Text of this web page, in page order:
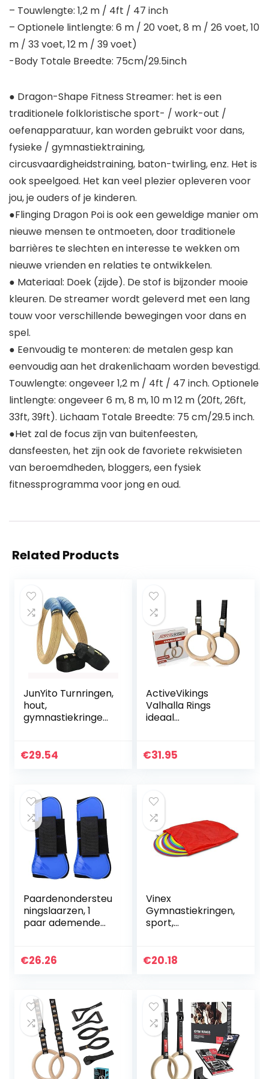
– Touwlengte: 1,2 m / 4ft / 47 inch
– Optionele lintlengte: 6 m / 20 voet, 8 m / 26 voet, 10
m / 33 voet, 12 m / 39 voet)
-Body Totale Breedte: 75cm/29.5inch
● Dragon-Shape Fitness Streamer: het is een
traditionele folkloristische sport- / work-out /
oefenapparatuur, kan worden gebruikt voor dans,
fysieke / gymnastiektraining,
circusvaardigheidstraining, baton-twirling, enz. Het is
ook speelgoed. Het kan veel plezier opleveren voor
jou, je ouders of je kinderen.
●Flinging Dragon Poi is ook een geweldige manier om
nieuwe mensen te ontmoeten, door traditionele
barrières te slechten en interesse te wekken om
nieuwe vrienden en relaties te ontwikkelen.
● Materiaal: Doek (zijde). De stof is bijzonder mooie
kleuren. De streamer wordt geleverd met een lang
touw voor verschillende bewegingen voor dans en
spel.
● Eenvoudig te monteren: de metalen gesp kan
eenvoudig aan het drakenlichaam worden bevestigd.
Touwlengte: ongeveer 1,2 m / 4ft / 47 inch. Optionele
lintlengte: ongeveer 6 m, 8 m, 10 m 12 m (20ft, 26ft,
33ft, 39ft). Lichaam Totale Breedte: 75 cm/29.5 inch.
●Het zal de focus zijn van buitenfeesten,
dansfeesten, het zijn ook de favoriete rekwisieten
van beroemdheden, bloggers, een fysiek
fitnessprogramma voor jong en oud.
Related Products
JunYito Turnringen,
hout,
gymnastiekringen,
fitnessringen,
€29.54
ActiveVikings
Valhalla Rings
ideaal
buiten, turnringen,
€31.95
Paardenondersteu
ningslaarzen, 1
paar ademende
beenbeschermers
€26.26
Vinex
Gymnastiekringen,
sport,
meerkleurige
€20.18